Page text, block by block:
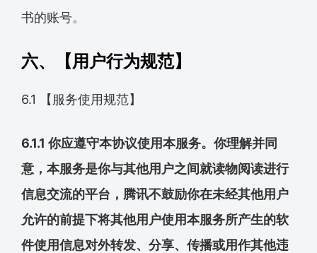
书的账号。
六、【用户行为规范】
6.1 【服务使用规范】
6.1.1 你应遵守本协议使用本服务。你理解并同
意，本服务是你与其他用户之间就读物阅读进行
信息交流的平台，腾讯不鼓励你在未经其他用户
允许的前提下将其他用户使用本服务所产生的软
件使用信息对外转发、分享、传播或用作其他违